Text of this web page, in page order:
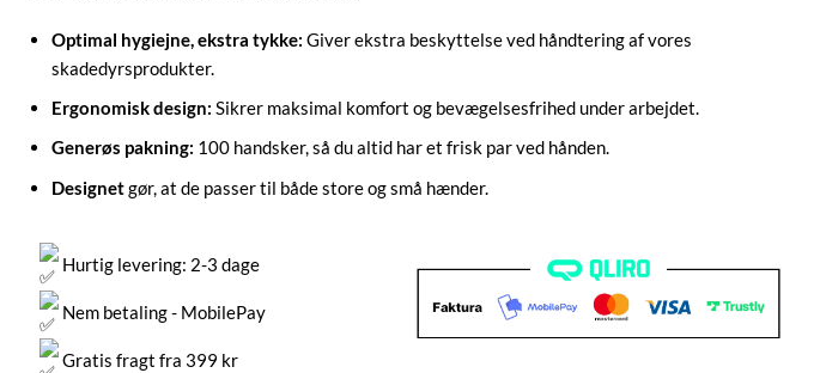
Optimal hygiejne, ekstra tykke: Giver ekstra beskyttelse ved håndtering af vores
skadedyrsprodukter.
Ergonomisk design: Sikrer maksimal komfort og bevægelsesfrihed under arbejdet.
Generøs pakning: 100 handsker, så du altid har et frisk par ved hånden.
Designetgør, at de passer til både store og små hænder.
Hurtig levering: 2-3 dage
Nem betaling - MobilePay
Gratis fragt fra 399 kr